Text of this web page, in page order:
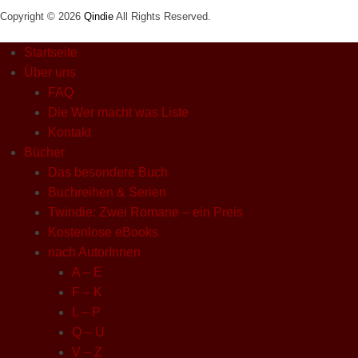
Copyright © 2026 Qindie All Rights Reserved.
Startseite
Über uns
FAQ
Die Wer macht was Liste
Kontakt
Bücher
Das besondere Buch
Buchreihen & Serien
Twindie: Zwei Romane – ein Preis
Kostenlose eBooks
nach AutorInnen
A – E
F – K
L – P
Q – U
V – Z